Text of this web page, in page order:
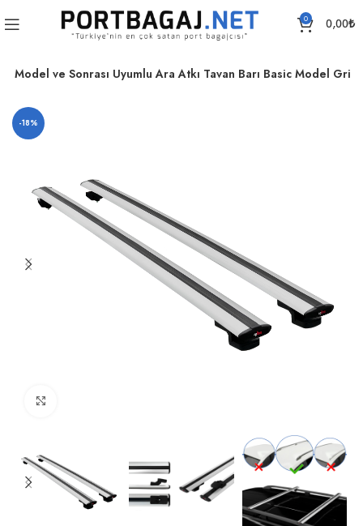
0 0,00₺
Model ve Sonrası Uyumlu Ara Atkı Tavan Barı Basic Model Gri
-18%